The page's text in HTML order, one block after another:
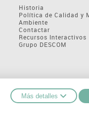
Historia
Política de Calidad y
Ambiente
Contactar
Recursos Interactivos
Grupo DESCOM
Más detalles